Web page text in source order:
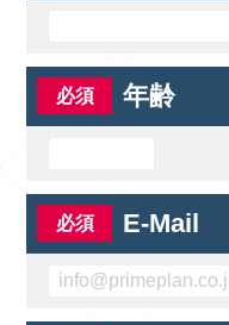
年齢
E-Mail